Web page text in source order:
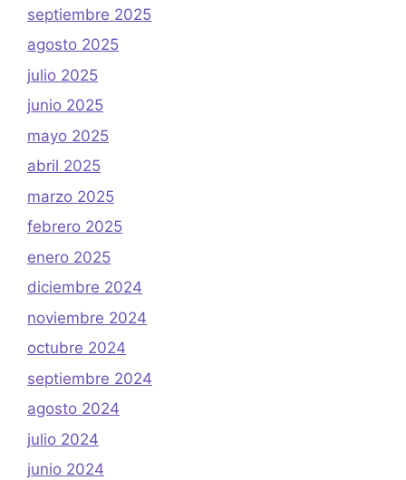
septiembre 2025
agosto 2025
julio 2025
junio 2025
mayo 2025
abril 2025
marzo 2025
febrero 2025
enero 2025
diciembre 2024
noviembre 2024
octubre 2024
septiembre 2024
agosto 2024
julio 2024
junio 2024